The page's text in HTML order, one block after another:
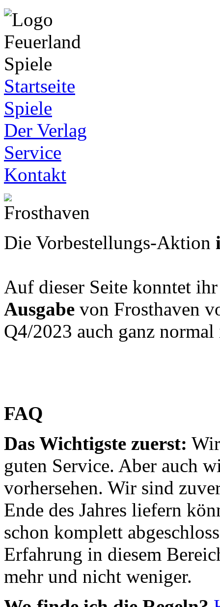
Startseite
Spiele
Der Verlag
Service
Kontakt
Die Vorbestellungs-Aktion
Auf dieser Seite konntet
Ausgabe von Frosthaven
Q4/2023 auch ganz
FAQ
Das Wichtigste zuerst:
guten Service. Aber auch
vorhersehen. Wir sind
Ende des Jahres liefern
schon komplett
Erfahrung in diesem
mehr und nicht weniger.